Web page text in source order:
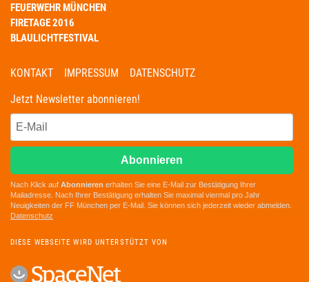
FEUERWEHR MÜNCHEN
FIRETAGE 2016
BLAULICHTFESTIVAL
KONTAKT IMPRESSUM
DATENSCHUTZ
Jetzt Newsletter abonnieren!
Abonnieren
Nach Klick auf Abonnieren erhalten Sie eine E-Mail zur Bestätigung Ihrer
Mailadresse. Nach Ihrer Bestätigung erhalten Sie maximal viermal pro Jahr
Neuigkeiten der FF München per E-Mail. Sie können sich jederzeit wieder abmelden.
Datenschutz
DIESE WEBSEITE WIRD UNTERSTÜTZT VON